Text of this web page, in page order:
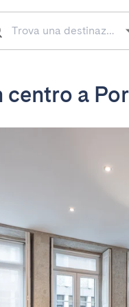
centro a